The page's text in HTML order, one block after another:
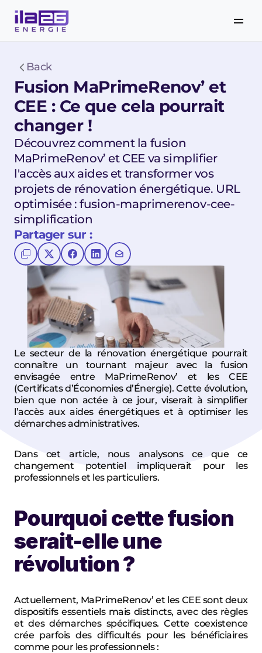
Back
Fusion MaPrimeRenov’ et
CEE : Ce que cela pourrait
changer !
Découvrez comment la fusion
MaPrimeRenov’ et CEE va simplifier
l'accès aux aides et transformer vos
projets de rénovation énergétique. URL
optimisée : fusion-maprimerenov-cee-
simplification
Partager sur :
Le secteur de la rénovation énergétique pourrait
connaître un tournant majeur avec la fusion
envisagée entre MaPrimeRenov’ et les CEE
(Certificats d’Économies d’Énergie). Cette évolution,
bien que non actée à ce jour, viserait à simplifier
l’accès aux aides énergétiques et à optimiser les
démarches administratives.
Dans cet article, nous analysons ce que ce
changement potentiel impliquerait pour les
professionnels et les particuliers.
Pourquoi cette fusion
serait-elle une
révolution ?
Actuellement, MaPrimeRenov’ et les CEE sont deux
dispositifs essentiels mais distincts, avec des règles
et des démarches spécifiques. Cette coexistence
crée parfois des difficultés pour les bénéficiaires
comme pour les professionnels :